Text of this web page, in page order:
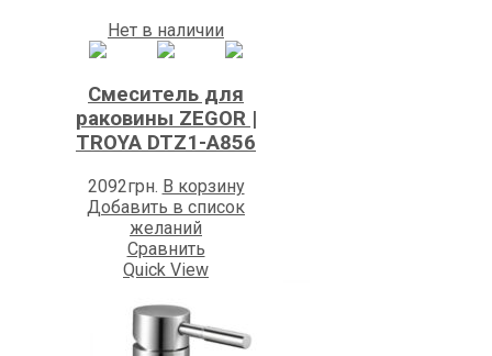
Нет в наличии
Смеситель для
раковины ZEGOR |
TROYA DTZ1-A856
2092грн. В корзину
Добавить в список
желаний
Сравнить
Quick View